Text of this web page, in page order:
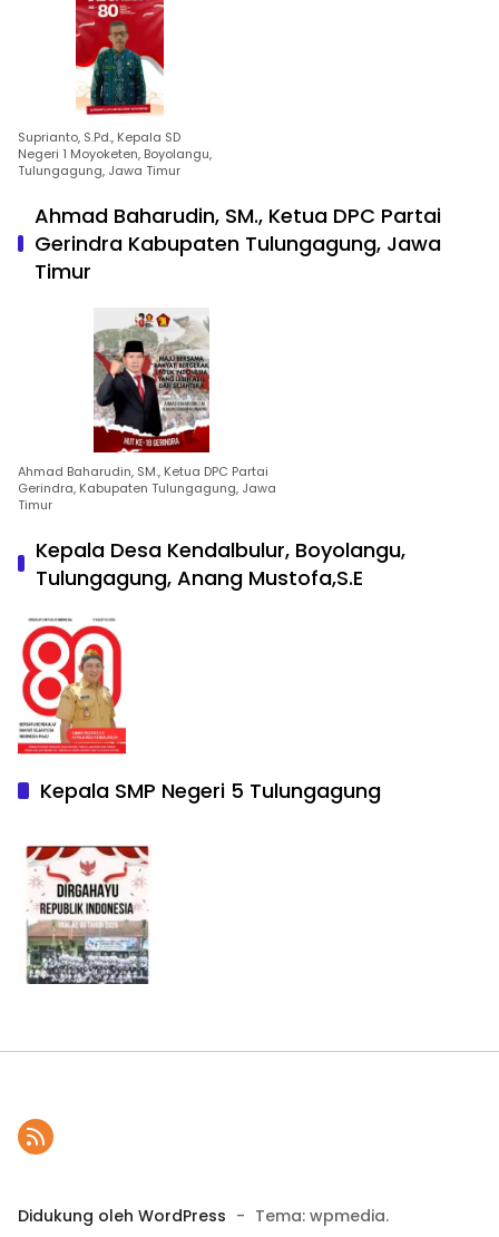
Suprianto, S.Pd., Kepala SD
Negeri 1 Moyoketen, Boyolangu,
Tulungagung, Jawa Timur
Ahmad Baharudin, SM., Ketua DPC Partai
Gerindra Kabupaten Tulungagung, Jawa
Timur
Ahmad Baharudin, SM., Ketua DPC Partai
Gerindra, Kabupaten Tulungagung, Jawa
Timur
Kepala Desa Kendalbulur, Boyolangu,
Tulungagung, Anang Mustofa,S.E
Kepala SMP Negeri 5 Tulungagung
Didukung oleh WordPress - Tema: wpmedia.